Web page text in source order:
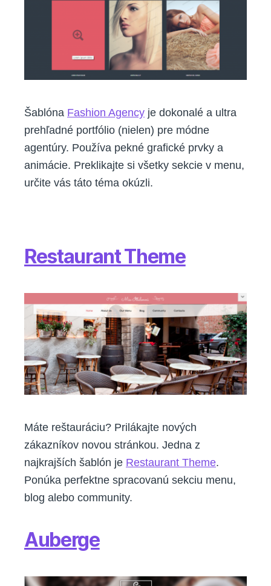
Šablóna Fashion Agency je dokonalé a ultra
prehľadné portfólio (nielen) pre módne
agentúry. Používa pekné grafické prvky a
animácie. Preklikajte si všetky sekcie v menu,
určite vás táto téma okúzli.
Restaurant Theme
Máte reštauráciu? Prilákajte nových
zákazníkov novou stránkou. Jedna z
najkrajších šablón je Restaurant Theme.
Ponúka perfektne spracovanú sekciu menu,
blog alebo community.
Auberge